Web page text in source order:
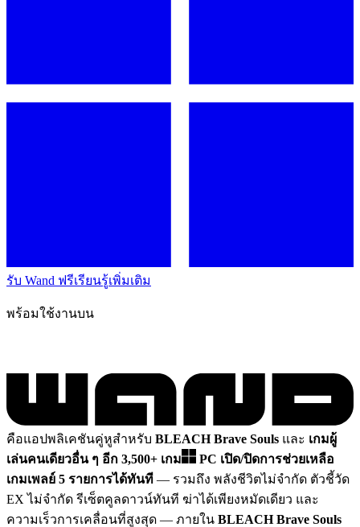
รับ Wand ฟรีเรียนรู้เพิ่มเติม
พร้อมใช้งานบน
คือแอปพลิเคชันคู่หูสำหรับ BLEACH Brave Souls และ เกมผู้
เล่นคนเดียวอื่น ๆ อีก 3,500+ เกม
PC เปิด/ปิดการช่วยเหลือ
เกมเพลย์ 5 รายการได้ทันที — รวมถึง พลังชีวิตไม่จำกัด ตัวชี้วัด
EX ไม่จำกัด รีเซ็ตคูลดาวน์ทันที ฆ่าได้เพียงหมัดเดียว และ
ความเร็วการเคลื่อนที่สูงสุด — ภายใน BLEACH Brave Souls